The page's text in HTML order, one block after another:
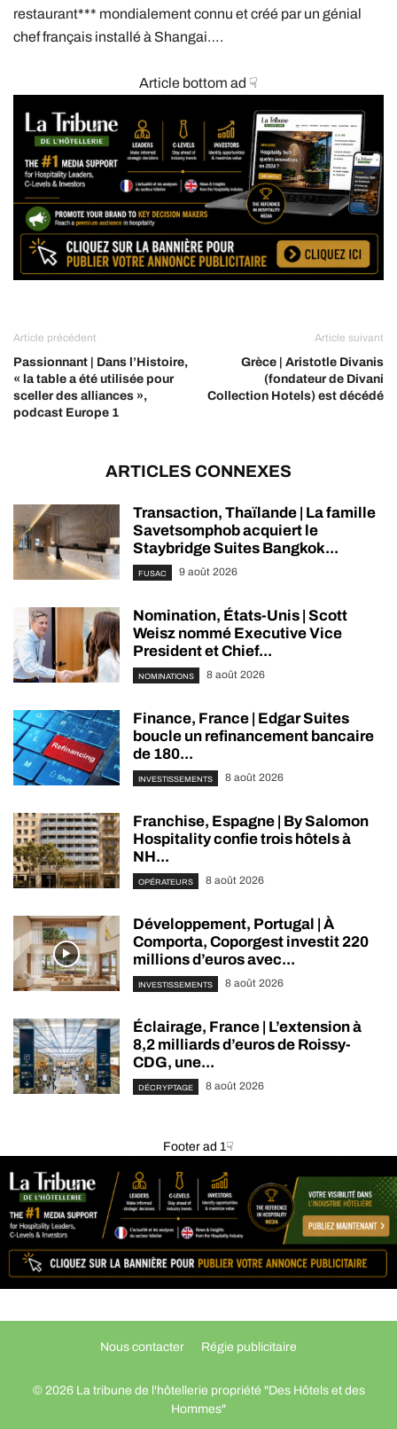
restaurant*** mondialement connu et créé par un génial
chef français installé à Shangai….
Article bottom ad ☟
Article précédent
Passionnant | Dans l’Histoire,
« la table a été utilisée pour
sceller des alliances »,
podcast Europe 1
Article suivant
Grèce | Aristotle Divanis
(fondateur de Divani
Collection Hotels) est décédé
ARTICLES CONNEXES
Transaction, Thaïlande | La famille
Savetsomphob acquiert le
Staybridge Suites Bangkok...
FUSAC 9 août 2026
Nomination, États-Unis | Scott
Weisz nommé Executive Vice
President et Chief...
NOMINATIONS 8 août 2026
Finance, France | Edgar Suites
boucle un refinancement bancaire
de 180...
INVESTISSEMENTS 8 août 2026
Franchise, Espagne | By Salomon
Hospitality confie trois hôtels à
NH...
OPÉRATEURS 8 août 2026
Développement, Portugal | À
Comporta, Coporgest investit 220
millions d’euros avec...
INVESTISSEMENTS 8 août 2026
Éclairage, France | L’extension à
8,2 milliards d’euros de Roissy-
CDG, une...
DÉCRYPTAGE 8 août 2026
Footer ad 1☟
Nous contacter Régie publicitaire
© 2026 La tribune de l'hôtellerie propriété "Des Hôtels et des
Hommes"